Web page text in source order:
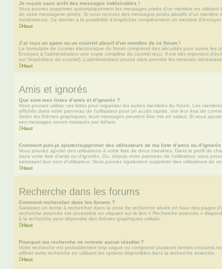
Je reçois sans arrêt des messages indésirables !
Vous pouvez supprimer automatiquement les messages privés d’un membre en
de votre messagerie privée. Si vous recevez des messages privés abusifs d’un membre
modérateurs. Ce dernier a la possibilité d’empêcher complètement un membre
Haut
J’ai reçu un spam ou un courriel abusif d’un membre de ce forum !
Le formulaire de courrier électronique du forum comprend des sécurités pour suivre les
Envoyez à l’administrateur une copie complète du courriel reçu. Il est très important
sur l’expéditeur du courriel). L’administrateur pourra alors prendre les mesures
Haut
Amis et ignorés
Que sont mes listes d’amis et d’ignorés ?
Vous pouvez utiliser ces listes pour organiser les autres membres du forum. Les
affichés dans votre panneau de l’utilisateur pour un accès rapide, voir leur état de
Selon les thèmes graphiques, leurs messages peuvent être mis en valeur. Si vous
ses messages seront masqués par défaut.
Haut
Comment puis-je ajouter/supprimer des utilisateurs de ma liste d’amis ou d’ignorés
Vous pouvez ajouter des utilisateurs à votre liste de deux manières. Dans le profil de
dans votre liste d’amis ou d’ignorés. Ou, depuis votre panneau de l’utilisateur, vous
saisissant leur nom d’utilisateur. Vous pouvez également supprimer des utilisateurs de
Haut
Recherche dans les forums
Comment rechercher dans les forums ?
Saisissez un terme à rechercher dans la zone de recherche située en haut des pages
recherche avancée est accessible en cliquant sur le lien « Recherche avancée »
à la recherche peut dépendre des thèmes graphiques utilisés.
Haut
Pourquoi ma recherche ne renvoie aucun résultat ?
Votre recherche est probablement trop vague ou comprend plusieurs termes courants
affiner votre recherche en utilisant les options disponibles dans la recherche avancée.
Haut